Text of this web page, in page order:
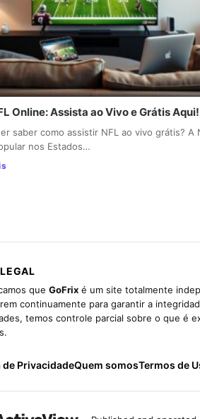
Online: Assista ao Vivo e Grátis Aqui!
saber como assistir NFL ao vivo grátis? A
nos Estados…
que GoFrix é um site totalmente
continuamente para garantir a
temos controle parcial sobre o que é
de PrivacidadeQuem somosTermos de